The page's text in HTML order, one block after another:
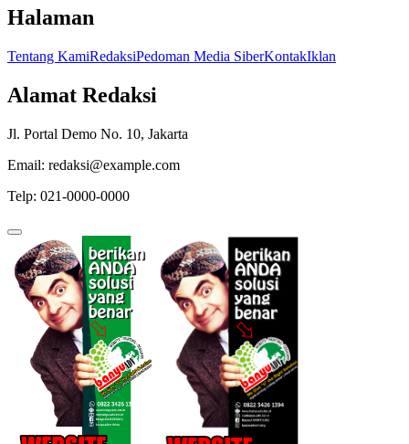
Halaman
Tentang KamiRedaksiPedoman Media SiberKontakIklan
Alamat Redaksi
Jl. Portal Demo No. 10, Jakarta
Email: redaksi@example.com
Telp: 021-0000-0000